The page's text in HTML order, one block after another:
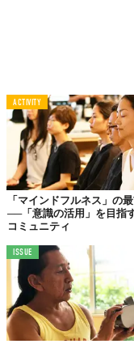
ACTIVITY
「マインドフルネス」の
──「意識の活用」を目指
コミュニティ
ISSUE